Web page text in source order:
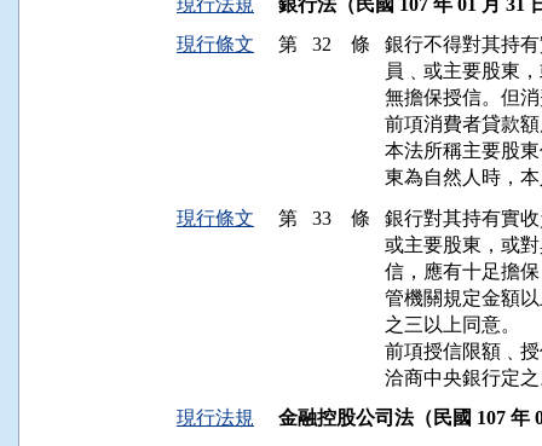
現行法規
銀行法（民國 107 年 01 月 31
現行條文
第 32 條
銀行不得對其持
員﹑或主要股東
無擔保授信。但
前項消費者貸款
本法所稱主要股
東為自然人時，
現行條文
第 33 條
銀行對其持有實
或主要股東，或
信，應有十足擔
管機關規定金額
之三以上同意。
前項授信限額﹑
洽商中央銀行定
現行法規
金融控股公司法（民國 107 年